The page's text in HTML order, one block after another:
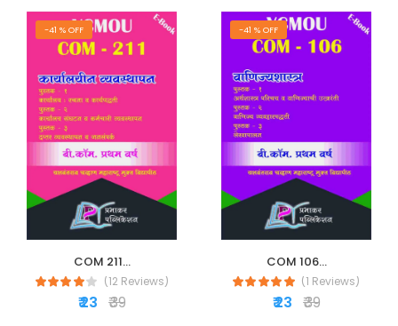
-41 % OFF
COM 211...
(12 Reviews)
₹ 23 ₹ 39
-41 % OFF
COM 106...
(1 Reviews)
₹ 23 ₹ 39